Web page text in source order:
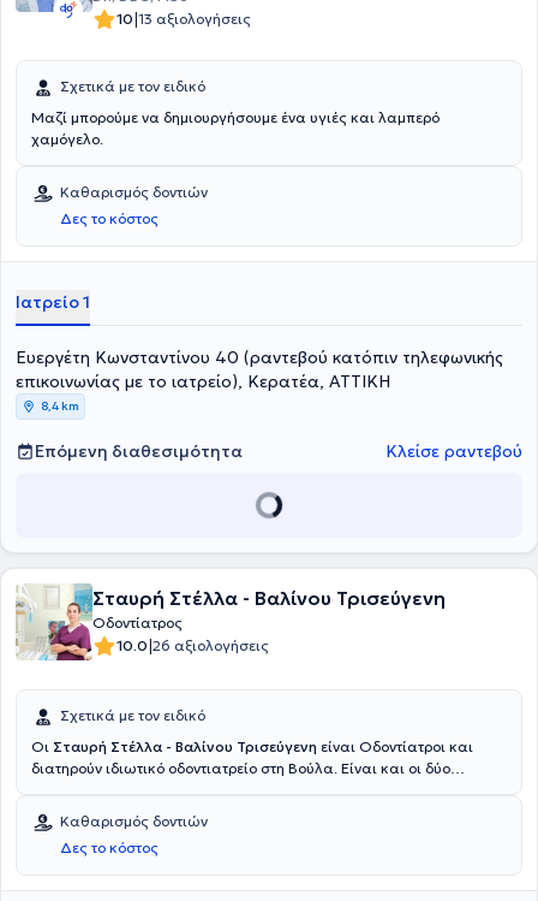
προσθετικής καθώς και όψεις ρητίνης και πορσελάνης ενώ
εξειδικεύονται στην αόρατη και συμβατική ορθοδοντική.
10|13 αξιολογήσεις
Σχετικά με τον ειδικό
Μαζί μπορούμε να δημιουργήσουμε ένα υγιές και λαμπερό
χαμόγελο.
Καθαρισμός δοντιών
Δες το κόστος
Ιατρείο 1
Ευεργέτη Κωνσταντίνου 40 (ραντεβού κατόπιν τηλεφωνικής
επικοινωνίας με το ιατρείο), Κερατέα, ΑΤΤΙΚΗ
8,4 km
Επόμενη διαθεσιμότητα Κλείσε ραντεβού
Σταυρή Στέλλα - Βαλίνου Τρισεύγενη
Οδοντίατρος
10.0|26 αξιολογήσεις
Σχετικά με τον ειδικό
Οι Σταυρή Στέλλα - Βαλίνου Τρισεύγενη είναι Οδοντίατροι και
διατηρούν ιδιωτικό οδοντιατρείο στη Βούλα. Είναι και οι δύο
Καποδιστριακού Πανεπιστημίου Αθηνών και διατηρούν πολυετή
κλινική εμπειρία.
Καθαρισμός δοντιών
Δες το κόστος